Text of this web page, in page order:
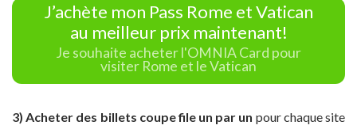
J’achète mon Pass Rome et Vatican
au meilleur prix maintenant!
Je souhaite acheter l'OMNIA Card pour
visiter Rome et le Vatican
3) Acheter des billets coupe file un par un pour chaque site